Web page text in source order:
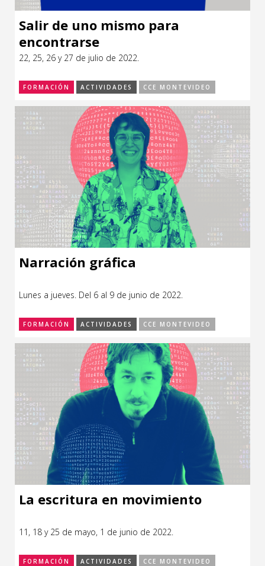
Salir de uno mismo para
encontrarse
22, 25, 26 y 27 de julio de 2022.
FORMACIÓN ACTIVIDADES CCE MONTEVIDEO
Narración gráfica
Lunes a jueves. Del 6 al 9 de junio de 2022.
FORMACIÓN ACTIVIDADES CCE MONTEVIDEO
La escritura en movimiento
11, 18 y 25 de mayo, 1 de junio de 2022.
FORMACIÓN ACTIVIDADES CCE MONTEVIDEO